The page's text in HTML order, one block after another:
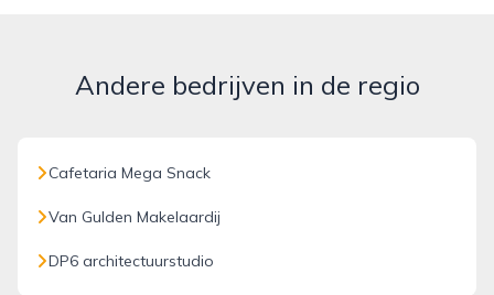
Andere bedrijven in de regio
Cafetaria Mega Snack
Van Gulden Makelaardij
DP6 architectuurstudio